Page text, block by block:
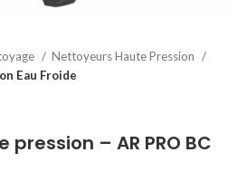
Nettoyeurs Haute Pression
Eau Froide
– AR PRO BC